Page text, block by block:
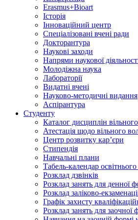
Erasmus+Bioart
Історія
Інноваційний центр
Спеціалізовані вчені ради
Докторантура
Наукові заходи
Напрями наукової
Молодіжна наука
Лабораторії
Видатні вчені
Науково-методичні видання
Аспірантура
Студенту
Каталог дисциплін
Атестація щодо вільного
Центр розвитку кар’єри
Стипендія
Навчальні плани
Табель-календар
Розклад дзвінків
Розклад занять для денної
Розклад заліково-
Графік захисту
Розклад занять для